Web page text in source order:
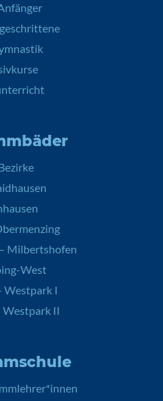
Milbertshofen
West
Westpark I
Westpark II